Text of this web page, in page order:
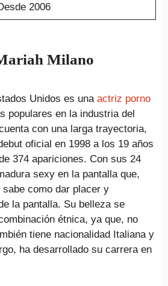
2006
Milano
Unidos es una actriz porno
populares en la industria del
con una larga trayectoria,
oficial en 1998 a los 19 años
374 apariciones. Con sus 24
sexy en la pantalla que,
como dar placer y
la pantalla. Su belleza se
étnica, ya que, no
tiene nacionalidad Italiana y
ha desarrollado su carrera en